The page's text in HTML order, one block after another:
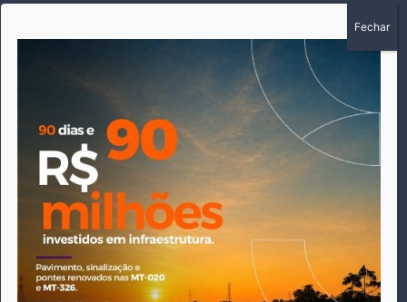
A história do Pioneiro inicia em fevereiro de 2005 em
Canarana - MT, na época, como um jornal impresso semanal,
que chegou a possuir mil assinantes. Durante 15 anos, foram
publicadas 691 edições que narraram os acontecimentos
políticos, policiais e cotidianos de Canarana e região. Fiel a sua
origem, pautado sempre pela busca incessante da
imparcialidade, faz jus a sua logo, com o característico "avião
da praça" de Canarana, sendo o símbolo do
comprometimento deste veículo de comunicação com o
relato dos fatos neste município. Em 06 de dezembro de 2019
circulou a última edição impressa do jornal, que desde então
tem veiculação exclusivamente online.